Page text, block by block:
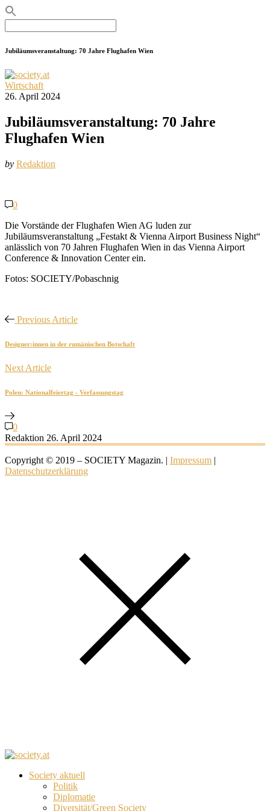
for:
Jubiläumsveranstaltung: 70 Jahre Flughafen Wien
Wirtschaft
26. April 2024
Jubiläumsveranstaltung: 70 Jahre
Flughafen Wien
by Redaktion
0
Die Vorstände der Flughafen Wien AG luden zur
Jubiläumsveranstaltung „Festakt & Vienna Airport Business Night“
anlässlich von 70 Jahren Flughafen Wien in das Vienna Airport
Conference & Innovation Center ein.
Fotos: SOCIETY/Pobaschnig
Previous Article
Designer:innen in der rumänischen Botschaft
Next Article
Polen: Nationalfeiertag - Verfassungstag
0
Redaktion 26. April 2024
Copyright © 2019 – SOCIETY Magazin. | Impressum |
Datenschutzerklärung
Society aktuell
Politik
Diplomatie
Diversität/Green Society